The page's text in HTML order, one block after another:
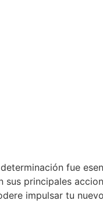
fue
sus principales
impulsar tu